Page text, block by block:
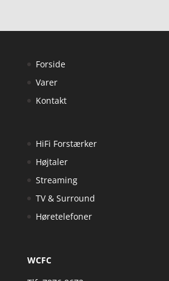
Forside
Varer
Kontakt
HiFi Forstærker
Højtaler
Streaming
TV & Surround
Høretelefoner
WCFC